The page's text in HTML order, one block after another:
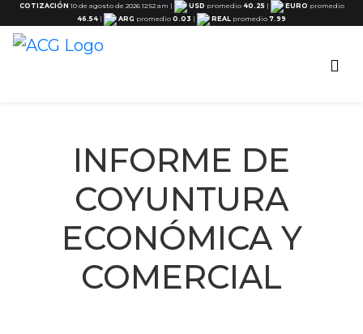
COTIZACIÓN 10 de agosto de 2026 12:52 am | USD promedio 40.25 | EURO promedio
46.54 | ARG promedio 0.03 | REAL promedio 7.99
INFORME DE
COYUNTURA
ECONÓMICA Y
COMERCIAL